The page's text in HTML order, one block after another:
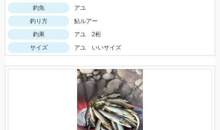
釣魚
アユ
釣り方
鮎ルアー
釣果
アユ 2桁
サイズ
アユ いいサイズ